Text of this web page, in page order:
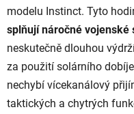
modelu Instinct. Tyto
splňují náročné vojenské
neskutečně dlouhou
za použití solárního
nechybí vícekanálový
taktických a chytrých